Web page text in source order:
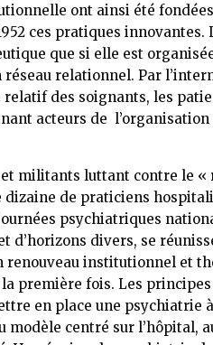
ont ainsi été
ces pratiques innovantes.
que si elle est
relationnel. Par
des soignants, les
acteurs de
militants luttant contre le «
de praticiens
psychiatriques
d’horizons divers, se
renouveau institutionnel et
première fois. Les
en place une psychiatrie
modèle centré sur l’hôpital,